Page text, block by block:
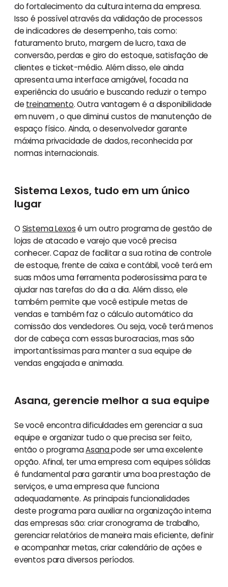
do fortalecimento da cultura interna da empresa.
Isso é possível através da validação de processos
de indicadores de desempenho, tais como:
faturamento bruto, margem de lucro, taxa de
conversão, perdas e giro do estoque, satisfação de
clientes e ticket-médio. Além disso, ele ainda
apresenta uma interface amigável, focada na
experiência do usuário e buscando reduzir o tempo
de treinamento. Outra vantagem é a disponibilidade
em nuvem , o que diminui custos de manutenção de
espaço físico. Ainda, o desenvolvedor garante
máxima privacidade de dados, reconhecida por
normas internacionais.
Sistema Lexos, tudo em um único
lugar
O Sistema Lexosé um outro programa de gestão de
lojas de atacado e varejo que você precisa
conhecer. Capaz de facilitar a sua rotina de controle
de estoque, frente de caixa e contábil, você terá em
suas mãos uma ferramenta poderosíssima para te
ajudar nas tarefas do dia a dia. Além disso, ele
também permite que você estipule metas de
vendas e também faz o cálculo automático da
comissão dos vendedores. Ou seja, você terá menos
dor de cabeça com essas burocracias, mas são
importantíssimas para manter a sua equipe de
vendas engajada e animada.
Asana, gerencie melhor a sua equipe
Se você encontra dificuldades em gerenciar a sua
equipe e organizar tudo o que precisa ser feito,
então o programaAsanapode ser uma excelente
opção. Afinal, ter uma empresa com equipes sólidas
é fundamental para garantir uma boa prestação de
serviços, e uma empresa que funciona
adequadamente. As principais funcionalidades
deste programa para auxiliar na organização interna
das empresas são: criar cronograma de trabalho,
gerenciar relatórios de maneira mais eficiente, definir
e acompanhar metas, criar calendário de ações e
eventos para diversos períodos.